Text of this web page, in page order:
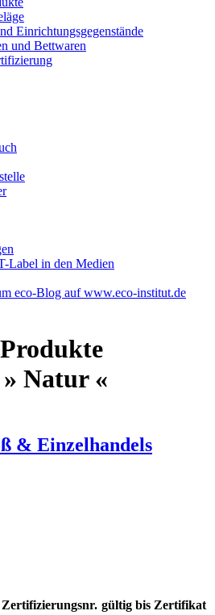
Einrichtungsgegenstände
und Bettwaren
Label in den Medien
eco-Blog auf www.eco-institut.de
Natur «
& Einzelhandels
Zertifizierungsnr. gültig bis Zertifikat